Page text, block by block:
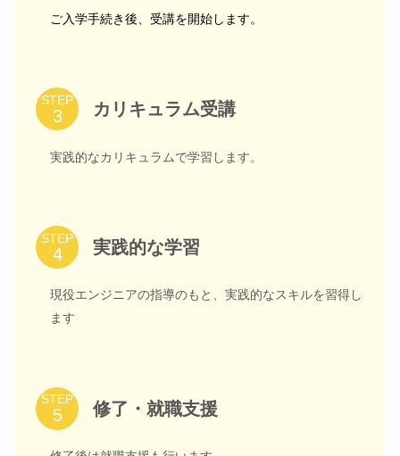
ご入学手続き後、受講を開始します。
STEP カリキュラム受講
実践的なカリキュラムで学習します。
STEP 実践的な学習
現役エンジニアの指導のもと、実践的なスキルを習得し
ます
STEP 修了・就職支援